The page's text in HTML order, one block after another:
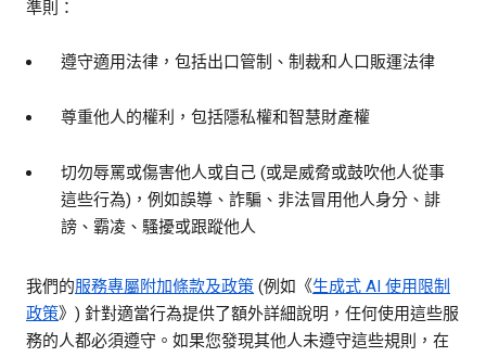
準則：
遵守適用法律，包括出口管制、制裁和人口販運法律
尊重他人的權利，包括隱私權和智慧財產權
切勿辱罵或傷害他人或自己 (或是威脅或鼓吹他人從事
這些行為)，例如誤導、詐騙、非法冒用他人身分、誹
謗、霸凌、騷擾或跟蹤他人
我們的服務專屬附加條款及政策 (例如《生成式 AI 使用限制
政策》) 針對適當行為提供了額外詳細說明，任何使用這些服
務的人都必須遵守。如果您發現其他人未遵守這些規則，在